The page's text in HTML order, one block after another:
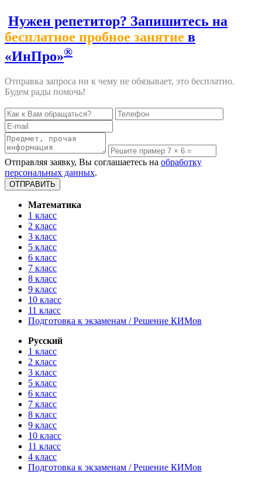
Нужен репетитор? Запишитесь на
бесплатное пробное занятие в
«ИнПро»®
Отправка запроса ни к чему не обязывает, это бесплатно.
Будем рады помочь!
Отправляя заявку, Вы соглашаетесь на обработку
персональных данных.
Математика
1 класс
2 класс
3 класс
5 класс
6 класс
7 класс
8 класс
9 класс
10 класс
11 класс
Подготовка к экзаменам / Решение КИМов
Русский
1 класс
2 класс
3 класс
5 класс
6 класс
7 класс
8 класс
9 класс
10 класс
11 класс
4 класс
Подготовка к экзаменам / Решение КИМов